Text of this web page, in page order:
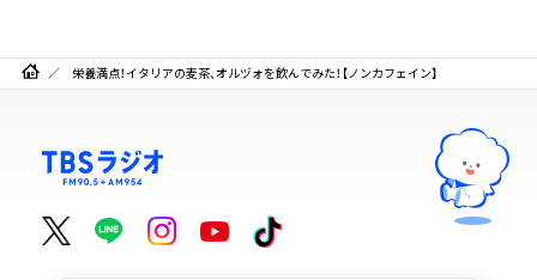
栄養満点！イタリアの麦茶、オルヅォを飲んでみた！【ノンカフェイン】